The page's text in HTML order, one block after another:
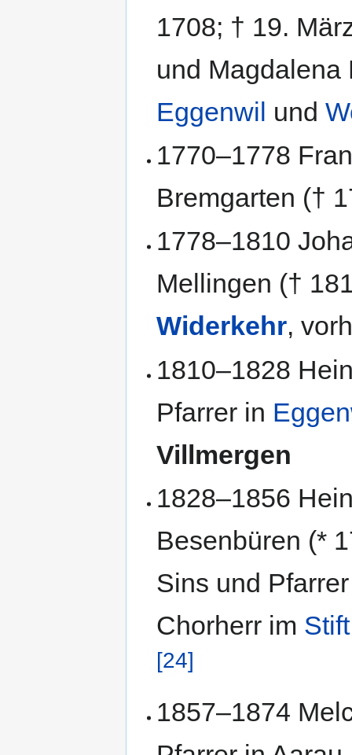
1708; † 19.
und Magdalena
Eggenwil und
1770–1778
Bremgarten (†
1778–1810
Mellingen (†
Widerkehr,
1810–1828
Pfarrer in
Villmergen
1828–1856
Besenbüren (*
Sins und
Chorherr im
[24]
1857–1874